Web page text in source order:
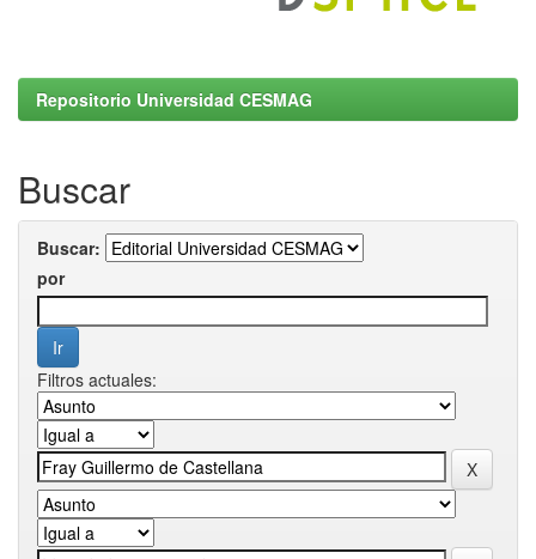
Repositorio Universidad CESMAG
Buscar
Buscar:
por
Filtros actuales: